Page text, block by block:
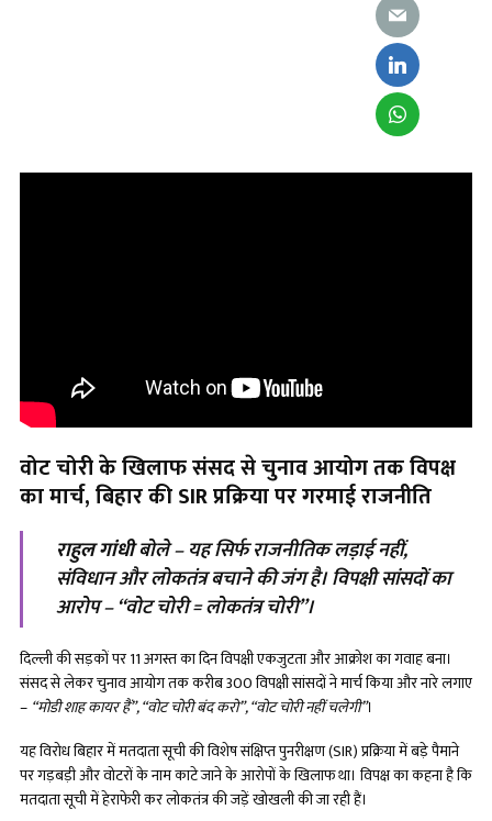
वोट चोरी के खिलाफ संसद से चुनाव आयोग तक विपक्ष
का मार्च, बिहार की SIR प्रक्रिया पर गरमाई राजनीति
राहुल गांधीबोले– यह सिर्फ राजनीतिक लड़ाई नहीं,
संविधान और लोकतंत्र बचाने की जंग है। विपक्षी सांसदों का
आरोप – “वोट चोरी = लोकतंत्र चोरी”।
दिल्ली की सड़कों पर 11 अगस्त का दिन विपक्षी एकजुटता और आक्रोश का गवाह बना।
संसद से लेकर चुनाव आयोग तक करीब 300 विपक्षी सांसदों ने मार्च किया और नारे लगाए
– “मोडी शाह कायर हैं”, “वोट चोरी बंद करो”, “वोट चोरी नहीं चलेगी”।
यह विरोध बिहार में मतदाता सूची की विशेष संक्षिप्त पुनरीक्षण (SIR) प्रक्रिया में बड़े पैमाने
पर गड़बड़ी और वोटरों के नाम काटे जाने के आरोपों के खिलाफ था। विपक्ष का कहना है कि
मतदाता सूची में हेराफेरी कर लोकतंत्र की जड़ें खोखली की जा रही हैं।